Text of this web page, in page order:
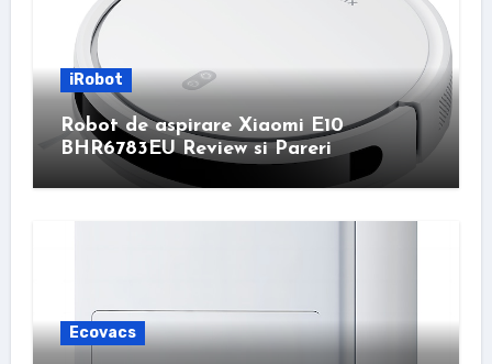
iRobot
Robot de aspirare Xiaomi E10
BHR6783EU Review si Pareri
Ecovacs